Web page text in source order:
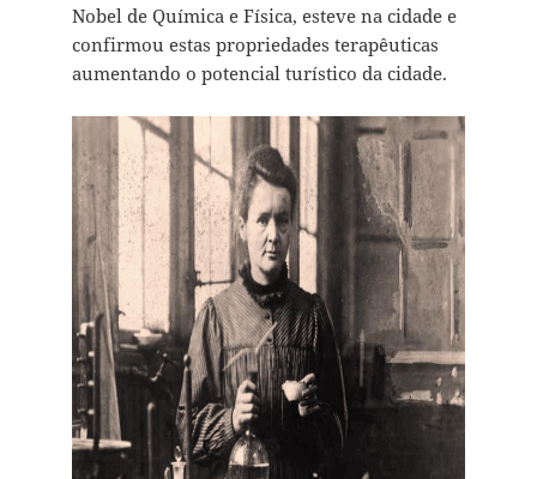
Nobel de Química e Física, esteve na cidade e
confirmou estas propriedades terapêuticas
aumentando o potencial turístico da cidade.